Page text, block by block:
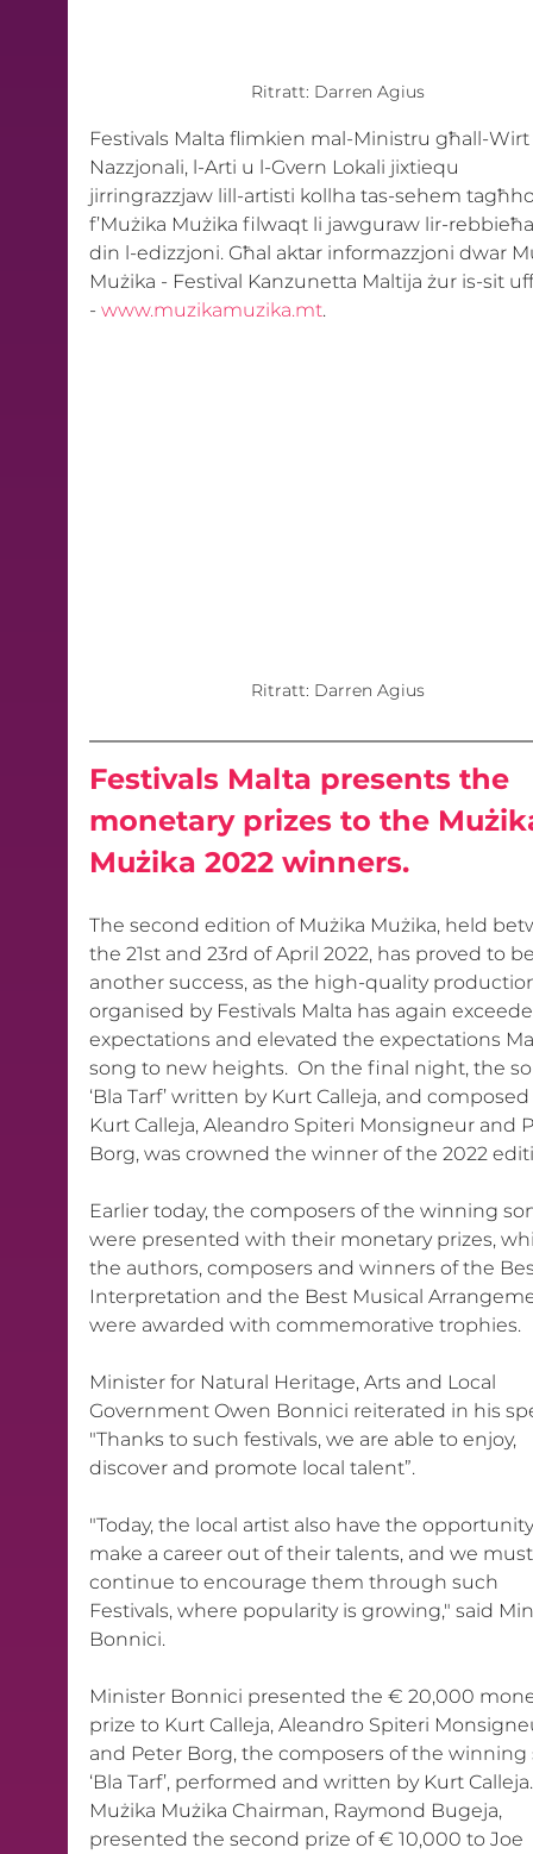
Ritratt: Darren Agius
Festivals Malta flimkien mal-Ministru għall-Wirt
Nazzjonali, l-Arti u l-Gvern Lokali jixtiequ
jirringrazzjaw lill-artisti kollha tas-sehem
f’Mużika Mużika filwaqt li jawguraw lir-
din l-edizzjoni. Għal aktar informazzjoni dwar
Mużika - Festival Kanzunetta Maltija żur is-sit
- www.muzikamuzika.mt.
Ritratt: Darren Agius
Festivals Malta presents the
monetary prizes to the
Mużika 2022 winners.
The second edition of Mużika Mużika, held
the 21st and 23rd of April 2022, has proved to
another success, as the high-quality
organised by Festivals Malta has again
expectations and elevated the expectations
song to new heights.  On the final night, the
‘Bla Tarf’ written by Kurt Calleja, and
Kurt Calleja, Aleandro Spiteri Monsigneur and
Borg, was crowned the winner of the 2022
Earlier today, the composers of the winning
were presented with their monetary prizes,
the authors, composers and winners of the
Interpretation and the Best Musical
were awarded with commemorative trophies.
Minister for Natural Heritage, Arts and Local
Government Owen Bonnici reiterated in his
"Thanks to such festivals, we are able to enjoy,
discover and promote local talent”.
"Today, the local artist also have the
make a career out of their talents, and we
continue to encourage them through such
Festivals, where popularity is growing," said
Bonnici.
Minister Bonnici presented the € 20,000
prize to Kurt Calleja, Aleandro Spiteri
and Peter Borg, the composers of the
‘Bla Tarf’, performed and written by Kurt
Mużika Mużika Chairman, Raymond Bugeja,
presented the second prize of € 10,000 to Joe